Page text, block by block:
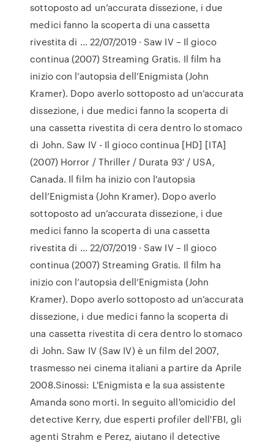
sottoposto ad un’accurata dissezione, i due
medici fanno la scoperta di una cassetta
rivestita di … 22/07/2019 · Saw IV – Il gioco
continua (2007) Streaming Gratis. Il film ha
inizio con l’autopsia dell’Enigmista (John
Kramer). Dopo averlo sottoposto ad un’accurata
dissezione, i due medici fanno la scoperta di
una cassetta rivestita di cera dentro lo stomaco
di John. Saw IV - Il gioco continua [HD] [ITA]
(2007) Horror / Thriller / Durata 93′ / USA,
Canada. Il film ha inizio con l'autopsia
dell’Enigmista (John Kramer). Dopo averlo
sottoposto ad un’accurata dissezione, i due
medici fanno la scoperta di una cassetta
rivestita di … 22/07/2019 · Saw IV – Il gioco
continua (2007) Streaming Gratis. Il film ha
inizio con l’autopsia dell’Enigmista (John
Kramer). Dopo averlo sottoposto ad un’accurata
dissezione, i due medici fanno la scoperta di
una cassetta rivestita di cera dentro lo stomaco
di John. Saw IV (Saw IV) è un film del 2007,
trasmesso nei cinema italiani a partire da Aprile
2008.Sinossi: L'Enigmista e la sua assistente
Amanda sono morti. In seguito all'omicidio del
detective Kerry, due esperti profiler dell'FBI, gli
agenti Strahm e Perez, aiutano il detective